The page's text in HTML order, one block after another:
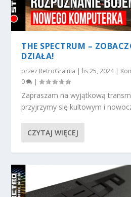
THE SPECTRUM –
DZIAŁA!
przez RetroGralnia | lis 25, 2024|
0
|
Zapraszam na wyjątkową
przyjrzymy się kultowym i
CZYTAJ WIĘCEJ